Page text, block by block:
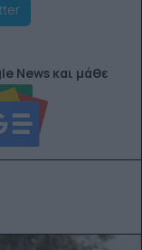
News και μάθε